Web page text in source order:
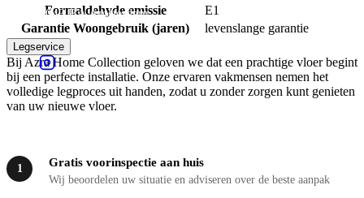
1043 BA Amsterdam
Formaldehyde emissie
E1
Garantie Woongebruik (jaren)
levenslange garantie
Legservice
Bij Azra Home Collection geloven we dat een prachtige vloer begint
bij een perfecte installatie. Onze ervaren vakmensen nemen het
volledige legproces uit handen, zodat u zonder zorgen kunt genieten
van uw nieuwe vloer.
1 Gratis voorinspectie aan huis
Wij beoordelen uw situatie en adviseren over de beste aanpak